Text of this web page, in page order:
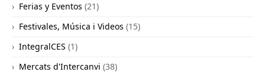
Ferias y Eventos (21)
Festivales, Música i Videos (15)
IntegralCES (1)
Mercats d'Intercanvi (38)